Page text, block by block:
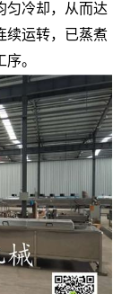
匀冷却，从而达
续运转，已蒸煮
。